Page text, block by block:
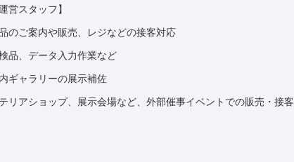
営スタッフ】
のご案内や販売、レジなどの接客対応
品、データ入力作業など
ギャラリーの展示補佐
リアショップ、展示会場など、外部催事イベントでの販売・接客